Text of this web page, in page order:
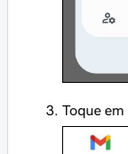
Toque em